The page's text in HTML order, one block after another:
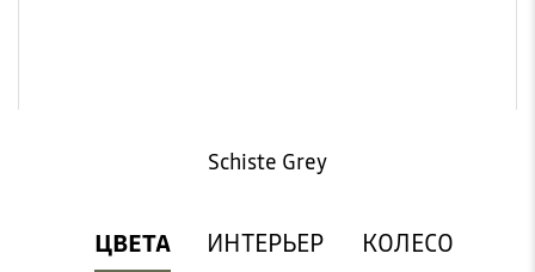
Schiste Grey
ЦВЕТА ИНТЕРЬЕР КОЛЕСО